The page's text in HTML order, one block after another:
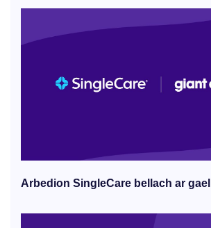
Arbedion SingleCare bellach ar